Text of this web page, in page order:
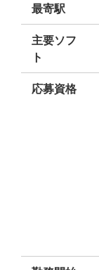
最寄駅
主要ソフ
ト
応募資格